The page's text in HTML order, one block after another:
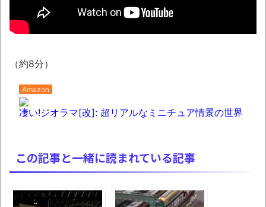
新選組、「いのちの党」に改名とか 「週刊少
ドアノブの修理を頼んだら…とんでもない事に
なった
めます 24」「ポンコツ魔王の田舎暮らし 6」
「題名のない音楽会」ゲーム音楽批判から
（約8分）
Amazon
凄い!ジオラマ[改]: 超リアルなミニチュア情景の世界
この記事と一緒に読まれている記事